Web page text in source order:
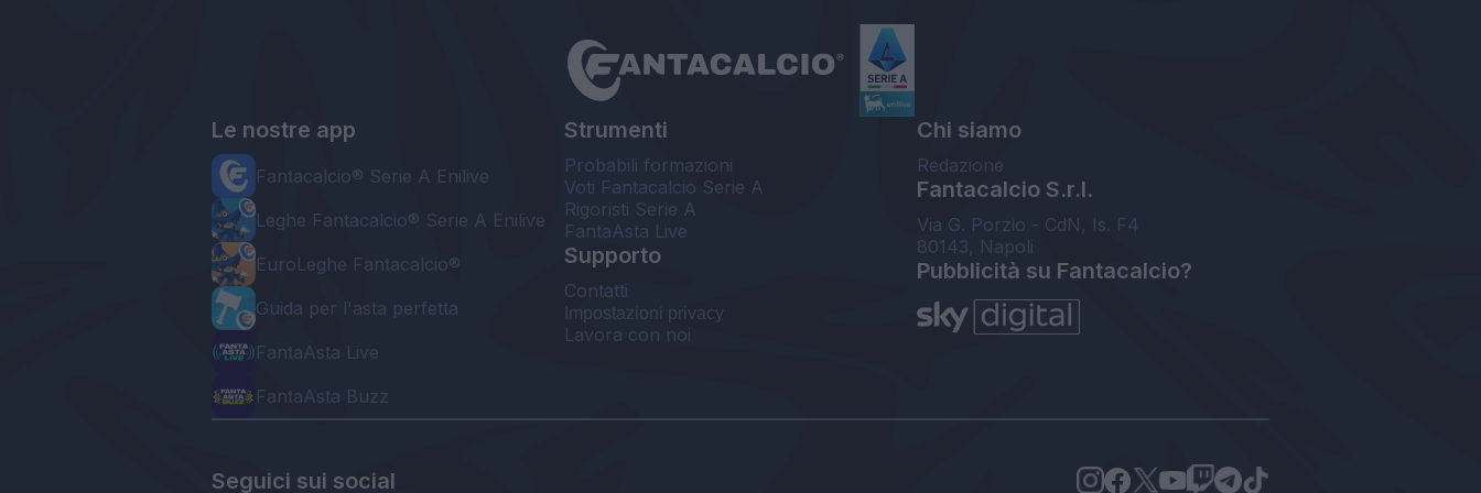
Le nostre app
Fantacalcio® Serie A Enilive
Leghe Fantacalcio® Serie A Enilive
EuroLeghe Fantacalcio®
Guida per l'asta perfetta
FantaAsta Live
FantaAsta Buzz
Strumenti
Probabili formazioni
Voti Fantacalcio Serie A
Rigoristi Serie A
FantaAsta Live
Supporto
Contatti
Impostazioni privacy
Lavora con noi
Chi siamo
Redazione
Fantacalcio S.r.l.
Via G. Porzio - CdN, Is. F4
80143, Napoli
Pubblicità su Fantacalcio?
Seguici sui social